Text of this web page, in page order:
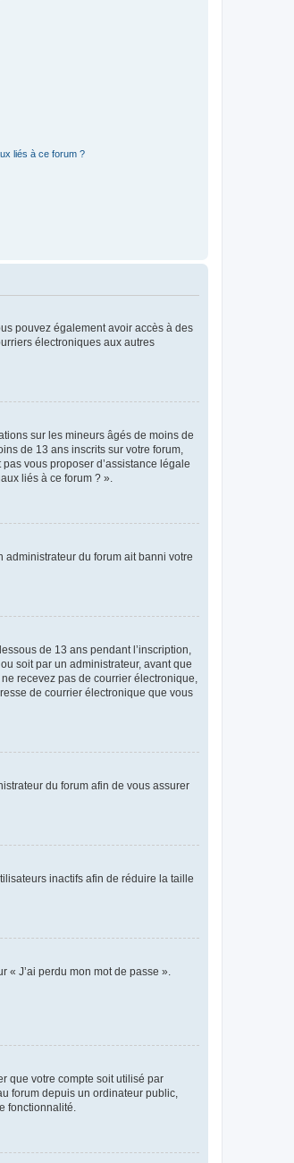
liés à ce forum ?
pouvez également avoir accès à des
électroniques aux autres
sur les mineurs âgés de moins de
de 13 ans inscrits sur votre forum,
vous proposer d’assistance légale
liés à ce forum ? ».
administrateur du forum ait banni votre
de 13 ans pendant l’inscription,
soit par un administrateur, avant que
recevez pas de courrier électronique,
de courrier électronique que vous
du forum afin de vous assurer
inactifs afin de réduire la taille
J’ai perdu mon mot de passe ».
que votre compte soit utilisé par
forum depuis un ordinateur public,
fonctionnalité.